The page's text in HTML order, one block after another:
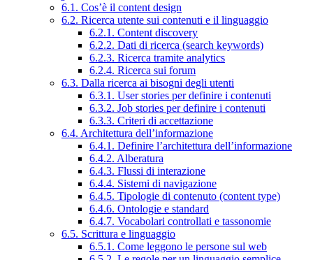
6.1. Cos’è il content design
6.2. Ricerca utente sui contenuti e il linguaggio
6.2.1. Content discovery
6.2.2. Dati di ricerca (search keywords)
6.2.3. Ricerca tramite analytics
6.2.4. Ricerca sui forum
6.3. Dalla ricerca ai bisogni degli utenti
6.3.1. User stories per definire i contenuti
6.3.2. Job stories per definire i contenuti
6.3.3. Criteri di accettazione
6.4. Architettura dell’informazione
6.4.1. Definire l’architettura dell’informazione
6.4.2. Alberatura
6.4.3. Flussi di interazione
6.4.4. Sistemi di navigazione
6.4.5. Tipologie di contenuto (content type)
6.4.6. Ontologie e standard
6.4.7. Vocabolari controllati e tassonomie
6.5. Scrittura e linguaggio
6.5.1. Come leggono le persone sul web